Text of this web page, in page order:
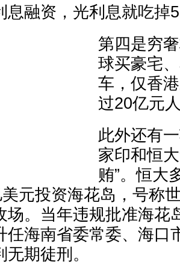
息融资，光利息就吃掉
第四是穷
球买豪宅
车，仅香
过20亿元
此外还有
家印和恒
贿”。恒大
元投资海花岛，号称
场。当年违规批准海花
任海南省委常委、海口
期徒刑。